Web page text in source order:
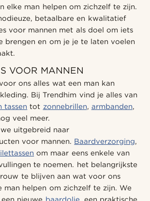
elke man helpen om zichzelf te zijn.
betaalbare en kwalitatief
voor mannen met als doel om iets
brengen en om je je te laten voelen
VOOR MANNEN
ons alles wat een man kan
Bij Trendhim vind je alles van
tassen tot zonnebrillen, armbanden,
veel meer.
uitgebreid naar
voor mannen. Baardverzorging,
om maar eens enkele van
te noemen. het belangrijkste
te blijven aan wat voor ons
man helpen om zichzelf te zijn. We